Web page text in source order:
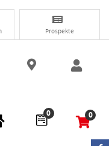
Prospekte
0 0